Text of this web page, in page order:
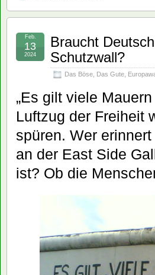
Braucht
Schutzwall?
Das Böse Das Gute
Feb.
13
2024
„Es gilt viele
Luftzug der Freiheit
spüren. Wer
an der East Side
ist? Ob die